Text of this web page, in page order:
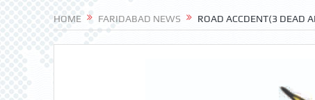
NEWS
HOME FARIDABAD NEWS ROAD ACCDENT(3 DEAD